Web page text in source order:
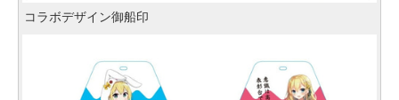
コラボデザイン御船印